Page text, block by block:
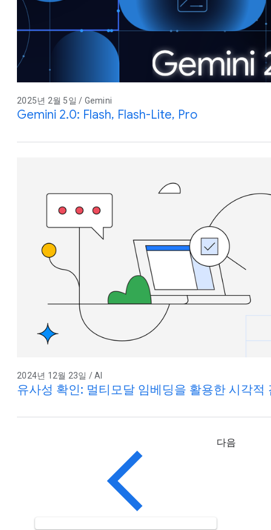
2025년 2월 5일 / Gemini
Gemini 2.0: Flash, Flash-Lite, Pro
2024년 12월 23일 / AI
유사성 확인: 멀티모달 임베딩을 활용한 시각적
다음